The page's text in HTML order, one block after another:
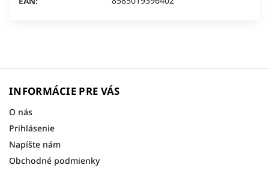
INFORMÁCIE PRE VÁS
O nás
Prihlásenie
Napíšte nám
Obchodné podmienky